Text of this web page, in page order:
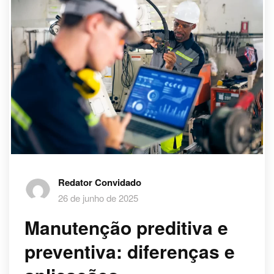
Redator Convidado
26 de junho de 2025
Manutenção preditiva e
preventiva: diferenças e